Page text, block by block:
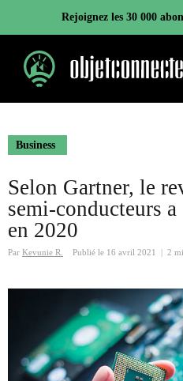
contenu
Rejoignez les 30 000
Business
Selon Gartner, le
semi-conducteurs
en 2020
Par Kevunie R. Publié le 16 avril 2021 2